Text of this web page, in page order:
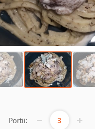
Portii: 3